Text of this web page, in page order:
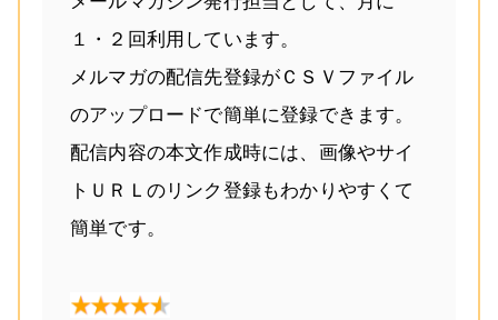
１・２回利用しています。
メルマガの配信先登録がＣＳＶファイル
のアップロードで簡単に登録できます。
配信内容の本文作成時には、画像やサイ
トＵＲＬのリンク登録もわかりやすくて
簡単です。